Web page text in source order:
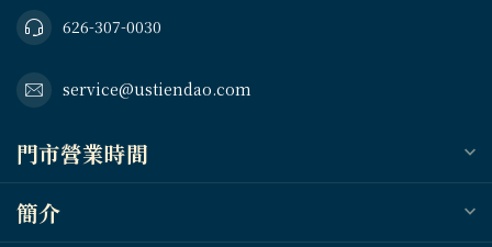
626-307-0030
service@ustiendao.com
門市營業時間
簡介